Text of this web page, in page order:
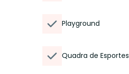
Playground
Quadra de Esportes